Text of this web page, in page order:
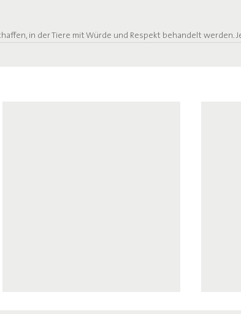
in der Tiere mit Würde und Respekt behandelt werden.